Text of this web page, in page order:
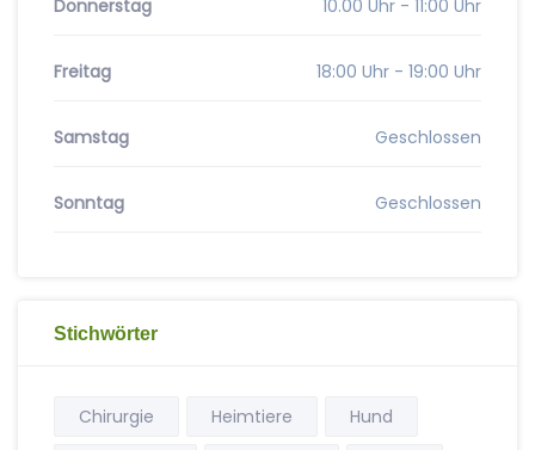
Donnerstag 10.00 Uhr - 11:00 Uhr
Freitag 18:00 Uhr - 19:00 Uhr
Samstag Geschlossen
Sonntag Geschlossen
Stichwörter
Chirurgie Heimtiere
Hund